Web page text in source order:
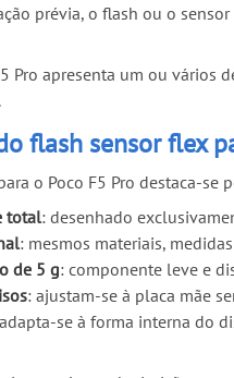
prévia, o flash ou o
Pro apresenta um ou
flash sensor flex
o Poco F5 Pro destaca-se
total: desenhado
: mesmos materiais,
de 5 g: componente leve e
: ajustam-se à placa mãe
se à forma interna do